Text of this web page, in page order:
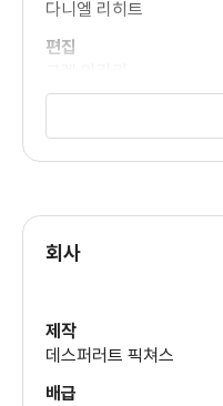
다니엘 리히트
편집
타타냐 S. 라이걸
미술
패티 포데스타
수잔나 푸이스토
회사
제작
데스퍼러트 픽쳐스
배급